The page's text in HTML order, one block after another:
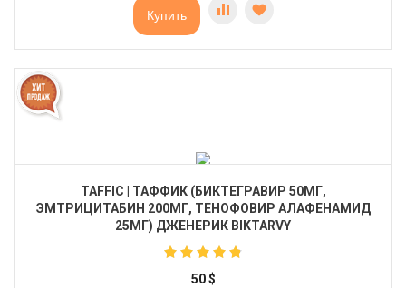
Купить
TAFFIC | ТАФФИК (БИКТЕГРАВИР 50МГ,
ЭМТРИЦИТАБИН 200МГ, ТЕНОФОВИР АЛАФЕНАМИД
25МГ) ДЖЕНЕРИК BIKTARVY
50 $